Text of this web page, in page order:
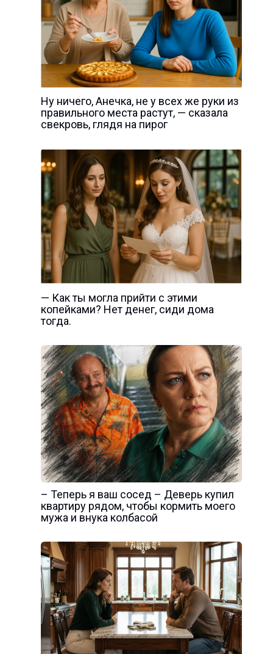
Ну ничего, Анечка, не у всех же руки из
правильного места растут, — сказала
свекровь, глядя на пирог
— Как ты могла прийти с этими
копейками? Нет дeнeг, сиди дома
тогда.
– Теперь я ваш сосед – Деверь купил
квартиру рядом, чтобы кормить моего
мужа и внука колбасой